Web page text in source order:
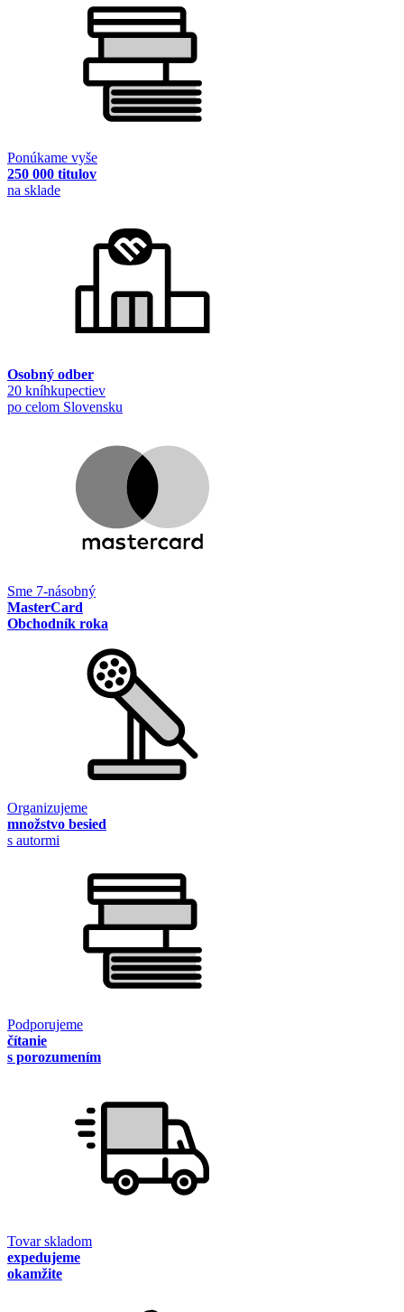
Ponúkame vyše
250 000 titulov
na sklade
Osobný odber
20 kníhkupectiev
po celom Slovensku
Sme 7-násobný
MasterCard
Obchodník roka
Organizujeme
množstvo besied
s autormi
Podporujeme
čítanie
s porozumením
Tovar skladom
expedujeme
okamžite